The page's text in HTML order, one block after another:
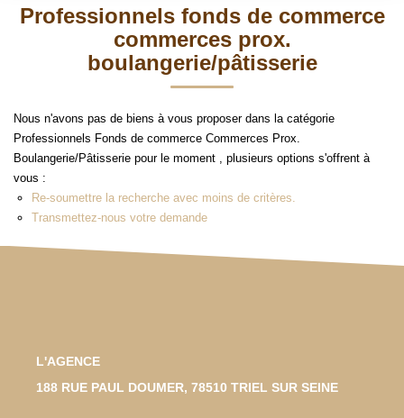
GESTION
NOS PLUS
CONTACT
Type de bien
Créer une alerte
Professionnels fonds de commerce
commerces prox.
boulangerie/pâtisserie
Nous n'avons pas de biens à vous proposer dans la catégorie
Professionnels Fonds de commerce Commerces Prox.
Boulangerie/Pâtisserie pour le moment , plusieurs options s'offrent à
vous :
Re-soumettre la recherche avec moins de critères.
Transmettez-nous votre demande
L'AGENCE
188 RUE PAUL DOUMER, 78510 TRIEL SUR SEINE